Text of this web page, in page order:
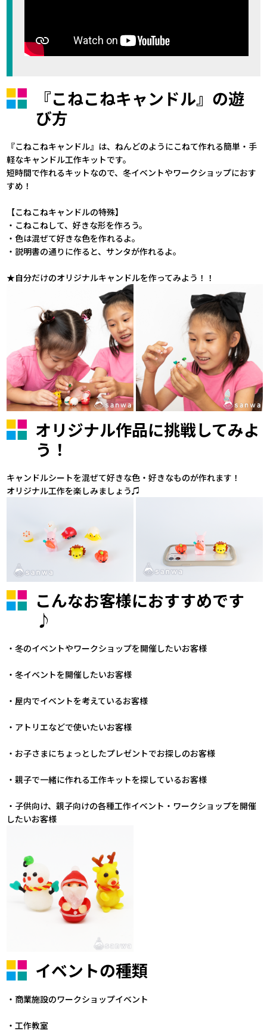
『こねこねキャンドル』の遊
び方
『こねこねキャンドル』は、ねんどのようにこねて作れる簡単・手
軽なキャンドル工作キットです。
短時間で作れるキットなので、冬イベントやワークショップにおす
すめ！
【こねこねキャンドルの特殊】
・こねこねして、好きな形を作ろう。
・色は混ぜて好きな色を作れるよ。
・説明書の通りに作ると、サンタが作れるよ。
★自分だけのオリジナルキャンドルを作ってみよう！！
オリジナル作品に挑戦してみよ
う！
キャンドルシートを混ぜて好きな色・好きなものが作れます！
オリジナル工作を楽しみましょう♫
こんなお客様におすすめです
♪
・冬のイベントやワークショップを開催したいお客様
・冬イベントを開催したいお客様
・屋内でイベントを考えているお客様
・アトリエなどで使いたいお客様
・お子さまにちょっとしたプレゼントでお探しのお客様
・親子で一緒に作れる工作キットを探しているお客様
・子供向け、親子向けの各種工作イベント・ワークショップを開催
したいお客様
イベントの種類
・商業施設のワークショップイベント
・工作教室